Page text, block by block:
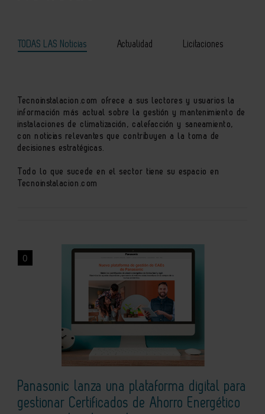
TODAS LAS Noticias Actualidad Licitaciones
Tecnoinstalacion.com ofrece a sus lectores y usuarios la
información más actual sobre la gestión y mantenimiento de
instalaciones de climatización, calefacción y saneamiento,
con noticias relevantes que contribuyen a la toma de
decisiones estratégicas.
Todo lo que sucede en el sector tiene su espacio en
Tecnoinstalacion.com
0
Panasonic lanza una plataforma digital para
gestionar Certificados de Ahorro Energético